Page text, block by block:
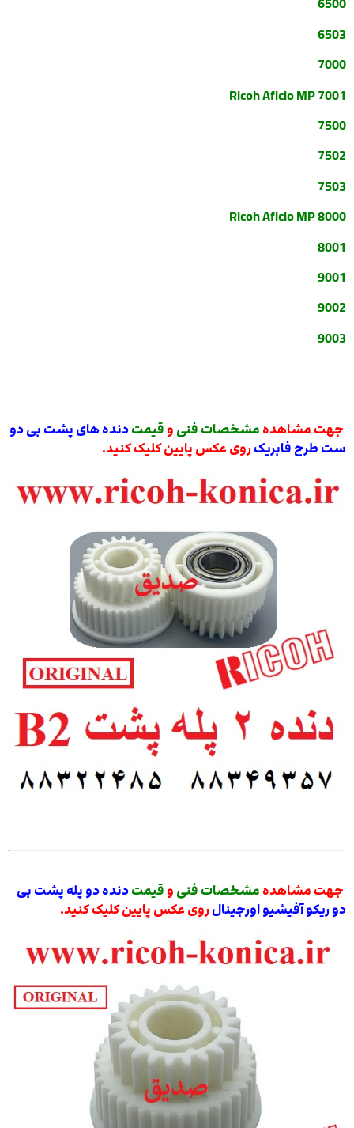
6500
6503
7000
Ricoh Aficio MP 7001
7500
7502
7503
Ricoh Aficio MP 8000
8001
9001
9002
9003
جهت مشاهده مشخصات فنی و قیمتدنده های پشت بی دو
ست طرح فابریک روی عکس پایین کلیک کنید.
جهت مشاهده مشخصات فنی و قیمتدنده دو پله پشت بی
دو ریکو آفیشیو اورجینال روی عکس پایین کلیک کنید.